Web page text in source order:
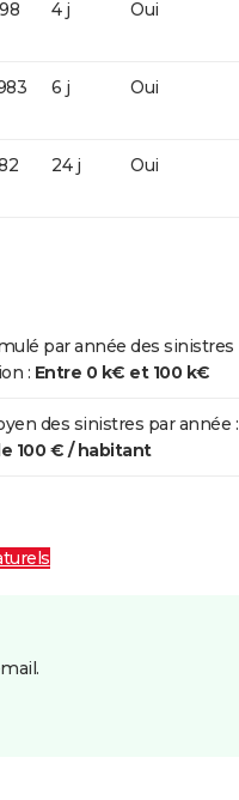
4 j Oui
6 j Oui
24 j Oui
par année des sinistres
: Entre 0 k€ et 100 k€
des sinistres par année :
100 € / habitant